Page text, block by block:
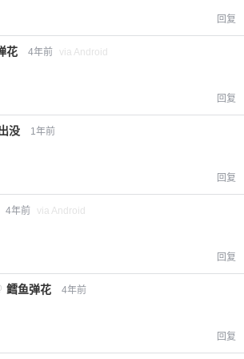
回复
花 4年前 via Android
回复
没 1年前
回复
4年前 via Android
回复
鳕鱼弹花 4年前
回复